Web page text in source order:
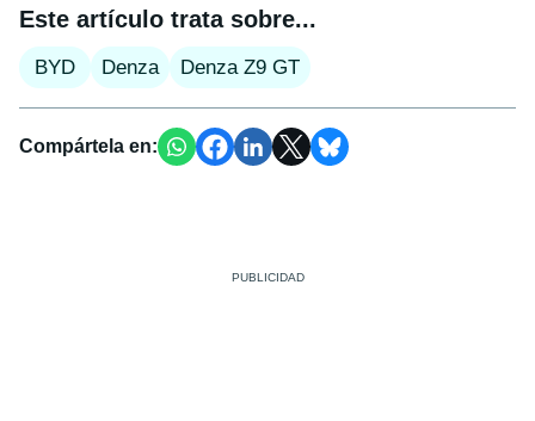
Este artículo trata sobre...
BYD Denza Denza Z9 GT
Compártela en: